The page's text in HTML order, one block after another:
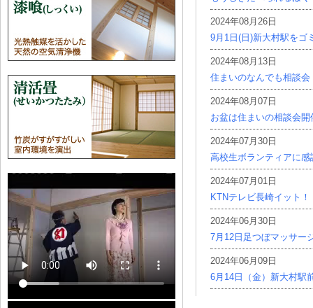
2024年08月26日
9月1日(日)新大村駅をゴ
2024年08月13日
住まいのなんでも相談会
2024年08月07日
お盆は住まいの相談会開
2024年07月30日
高校生ボランティアに感
2024年07月01日
KTNテレビ長崎イット！
2024年06月30日
7月12日足つぼマッサー
2024年06月09日
6月14日（金）新大村駅